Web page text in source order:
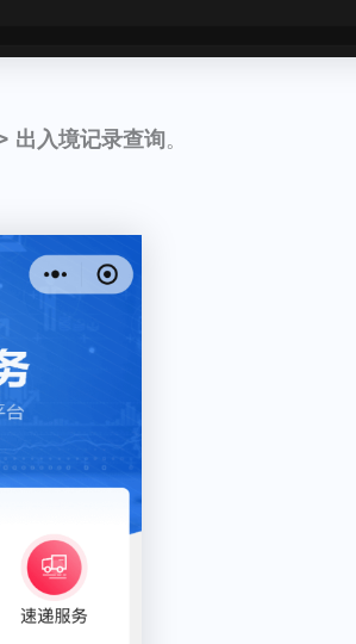
出入境记录查询。